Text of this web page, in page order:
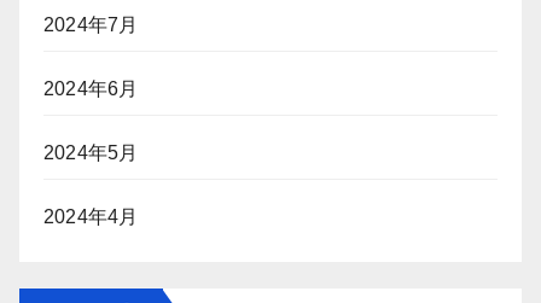
2024年7月
2024年6月
2024年5月
2024年4月